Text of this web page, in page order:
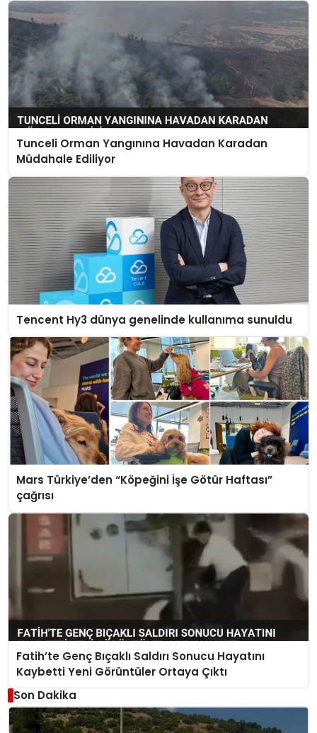
Tunceli Orman Yangınına Havadan Karadan
Müdahale Ediliyor
Tencent Hy3 dünya genelinde kullanıma sunuldu
Mars Türkiye’den “Köpeğini İşe Götür Haftası”
çağrısı
Fatih’te Genç Bıçaklı Saldırı Sonucu Hayatını
Kaybetti Yeni Görüntüler Ortaya Çıktı
Son Dakika